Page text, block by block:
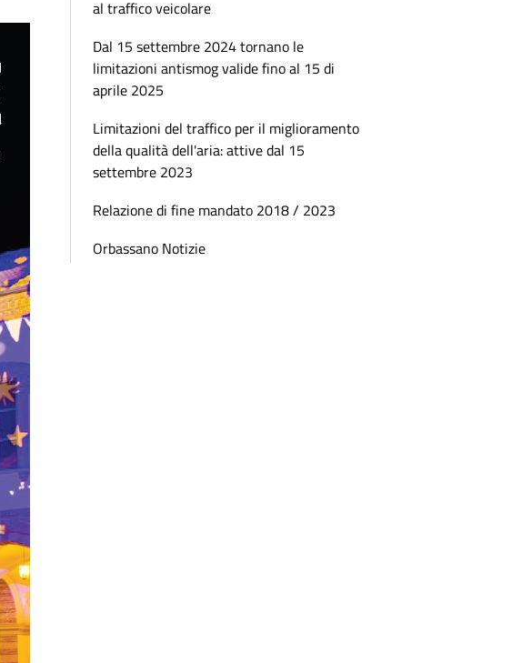
al traffico veicolare
Dal 15 settembre 2024 tornano le
limitazioni antismog valide fino al 15 di
aprile 2025
Limitazioni del traffico per il miglioramento
della qualità dell'aria: attive dal 15
settembre 2023
Relazione di fine mandato 2018 / 2023
Orbassano Notizie